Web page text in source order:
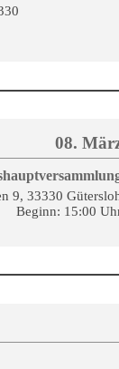
08.
9, 33330
Beginn: 15:00